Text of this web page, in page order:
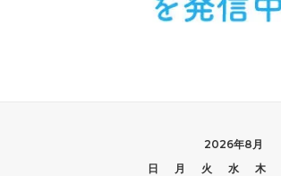
2026年8月
日
月 火 水 木